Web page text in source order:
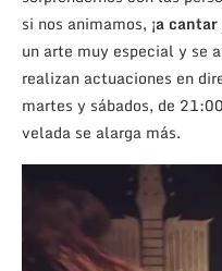
si nos animamos, ¡a
un arte muy especial y se
realizan actuaciones en
martes y sábados, de
velada se alarga más.